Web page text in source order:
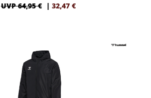
UVP 64,95 € | 32,47 €